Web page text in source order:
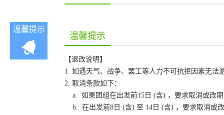
温馨提示
温馨提示
【退改说明】
1. 如遇天气、战争、罢工等人力不可抗拒因素无
2. 取消条款如下：
a. 如果团组在出发前15日 (含) ，要求取消或改
b. 在出发前8日 (含) 至 14日 (含) ，要求取消或